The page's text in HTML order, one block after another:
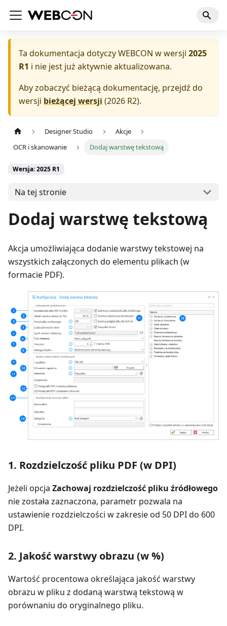
Ta dokumentacja dotyczyWEBCON w wersji 2025
R1 i nie jest już aktywnie aktualizowana.
Aby zobaczyć bieżącą dokumentację, przejdź do
wersji bieżącej wersji (2026 R2).
Designer Studio
Akcje
OCR i skanowanie
Dodaj warstwę tekstową
Wersja: 2025 R1
Na tej stronie
Dodaj warstwę tekstową
Akcja umożliwiająca dodanie warstwy tekstowej na
wszystkich załączonych do elementu plikach (w
formacie PDF).
1. Rozdzielczość pliku PDF (w DPI)
Jeżeli opcja Zachowaj rozdzielczość pliku źródłowego
nie została zaznaczona, parametr pozwala na
ustawienie rozdzielczości w zakresie od 50 DPI do 600
DPI.
2. Jakość warstwy obrazu (w %)
Wartość procentowa określająca jakość warstwy
obrazu w pliku z dodaną warstwą tekstową w
porównaniu do oryginalnego pliku.